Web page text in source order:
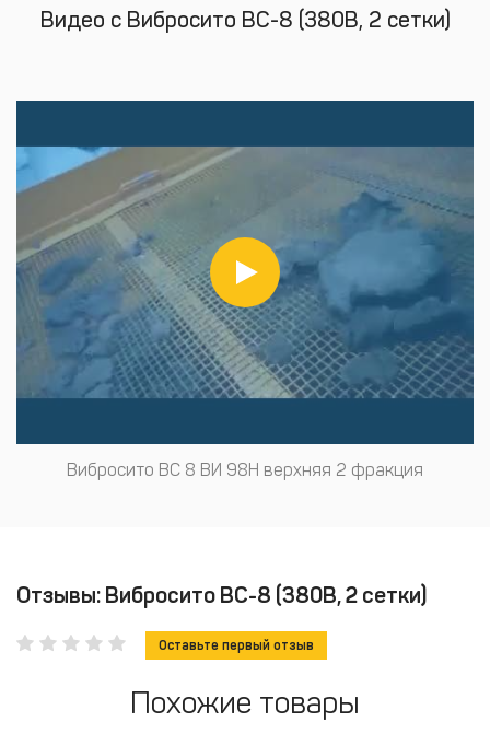
Видео с Вибросито ВС-8 (380В, 2 сетки)
Вибросито ВС 8 ВИ 98Н верхняя 2 фракция
Отзывы: Вибросито ВС-8 (380В, 2 сетки)
Оставьте первый отзыв
Похожие товары